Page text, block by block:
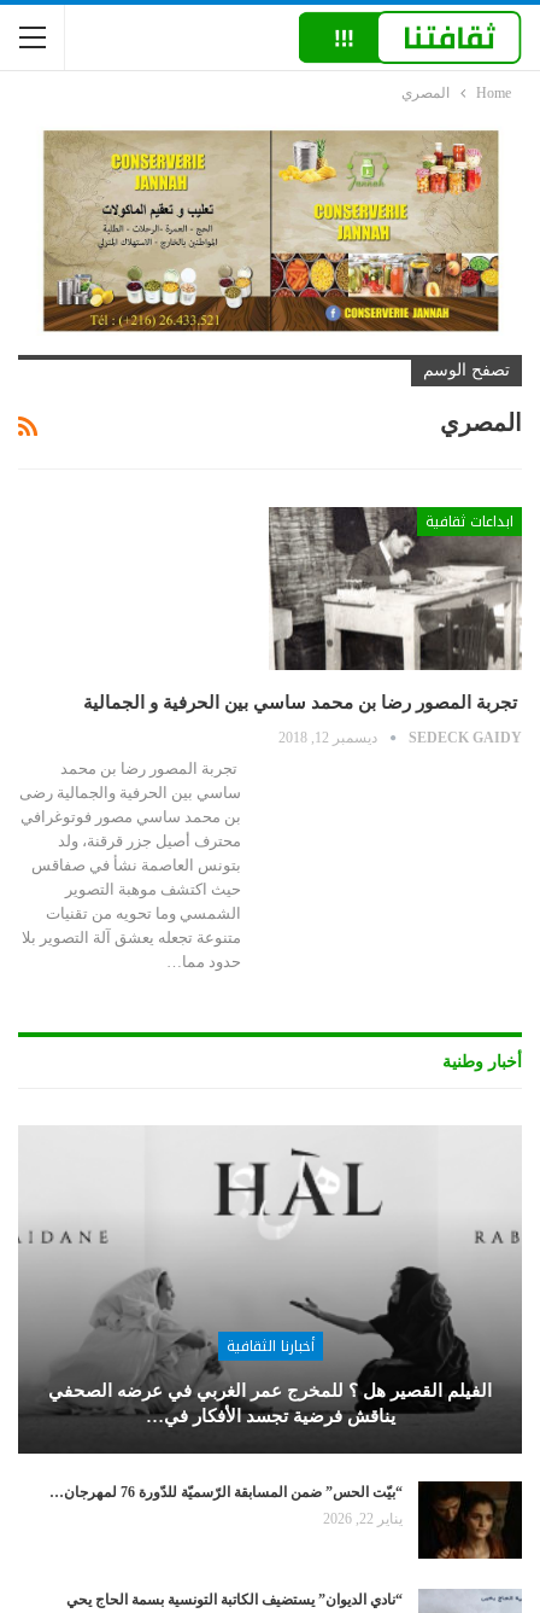
Home المصري
تصفح الوسم
المصري
ابداعات ثقافية
تجربة المصور رضا بن محمد ساسي بين الحرفية و الجمالية
SEDECK GAIDY ديسمبر 12, 2018
تجربة المصور رضا بن محمد
ساسي بين الحرفية والجمالية رضى
بن محمد ساسي مصور فوتوغرافي
محترف أصيل جزر قرقنة، ولد
بتونس العاصمة نشأ في صفاقس
حيث اكتشف موهبة التصوير
الشمسي وما تحويه من تقنيات
متنوعة تجعله يعشق آلة التصوير بلا
حدود مما…
أخبار وطنية
أخبارنا الثقافية
الفيلم القصير هل ؟ للمخرج عمر الغربي في عرضه الصحفي
يناقش فرضية تجسد الأفكار في…
“بيّت الحس” ضمن المسابقة الرّسميّة للدّورة 76 لمهرجان…
يناير 22, 2026
“نادي الديوان” يستضيف الكاتبة التونسية بسمة الحاج يحي